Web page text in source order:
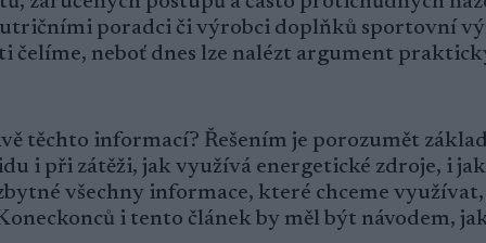
poradci či výrobci doplňků sportovní
čelíme, neboť dnes lze nalézt argument
těchto informací? Řešením je porozumět
i při zátěži, jak využívá energetické zdroje, i
všechny informace, které chceme
i tento článek by měl být návodem,